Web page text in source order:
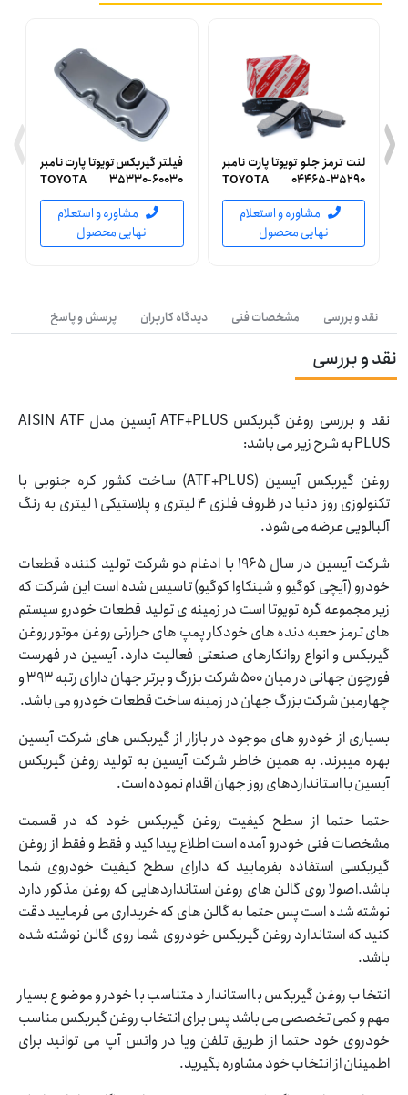
فیلتر گیربکس تویوتا پارت نامبر
TOYOTA 35330-60030
(اصلی)
مشاوره و استعلام
نهایی محصول
لنت ترمز جلو تویوتا پارت نامبر
TOYOTA 04465-35290
جنیون (اصلی)
مشاوره و استعلام
نهایی محصول
نقد و بررسی مشخصات فنی دیدگاه کاربران پرسش و پاسخ
نقد و بررسی
نقد و بررسی روغن گیربکس ATF+PLUS آیسین مدل AISIN ATF
PLUS به شرح زیر می باشد:
روغن گیربکس آیسین (ATF+PLUS) ساخت کشور کره جنوبی با
تکنولوزی روز دنیا در ظروف فلزی 4 لیتری و پلاستیکی 1 لیتری به رنگ
آلبالویی عرضه می شود.
شرکت آیسین در سال 1965 با ادغام دو شرکت تولید کننده قطعات
خودرو (آیچی کوگیو و شینکاوا کوگیو) تاسیس شده است این شرکت که
زیر مجموعه گره تویوتا است در زمینه ی تولید قطعات خودرو سیستم
های ترمز حعبه دنده های خودکار پمپ های حرارتی روغن موتور روغن
گیربکس و انواع روانکارهای صنعتی فعالیت دارد. آیسین در فهرست
فورچون جهانی در میان 500 شرکت بزرگ و برتر جهان دارای رتبه 393 و
چهارمین شرکت بزرگ جهان در زمینه ساخت قطعات خودرو می باشد.
بسیاری از خودرو های موجود در بازار از گیربکس های شرکت آیسین
بهره میبرند. به همین خاطر شرکت آیسین به تولید روغن گیربکس
آیسین با استانداردهای روز جهان اقدام نموده است.
حتما حتما از سطح کیفیت روغن گیربکس خود که در قسمت
مشخصات فنی خودرو آمده است اطلاع پیدا کید و فقط و فقط از روغن
گیربکسی استفاده بفرمایید که دارای سطح کیفیت خودروی شما
باشد.اصولا روی گالن های روغن استانداردهایی که روغن مذکور دارد
نوشته شده است پس حتما به گالن های که خریداری می فرمایید دقت
کنید که استاندارد روغن گیربکس خودروی شما روی گالن نوشته شده
باشد.
انتخاب روغن گیربکس با استاندارد متناسب با خودرو موضوع بسیار
مهم و کمی تخصصی می باشد پس برای انتخاب روغن گیربکس مناسب
خودروی خود حتما از طریق تلفن ویا در واتس آپ می توانید برای
اطمینان از انتخاب خود مشاوره بگیرید.